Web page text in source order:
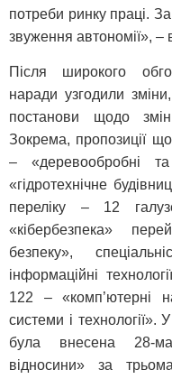
потреби ринку праці.
звуження автономії», –
Після широкого
наради узгодили
постанови щодо
Зокрема, пропозиції
– «деревообробні
«гідротехнічне
переліку – 12
«кібербезпека»
безпеку»,
інформаційні
122 – «комп’ютерні
системи і технології».
була внесена 28-
відносини» за